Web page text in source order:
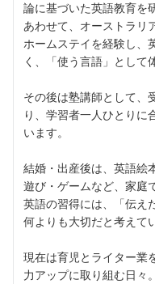
論に基づいた英語教育を
あわせて、オーストラリ
ホームステイを経験し、
く、「使う言語」として
その後は塾講師として、
り、学習者一人ひとりに
います。
結婚・出産後は、英語絵
遊び・ゲームなど、家庭
英語の習得には、「伝え
何よりも大切だと考えて
現在は育児とライター業
力アップに取り組む日々。